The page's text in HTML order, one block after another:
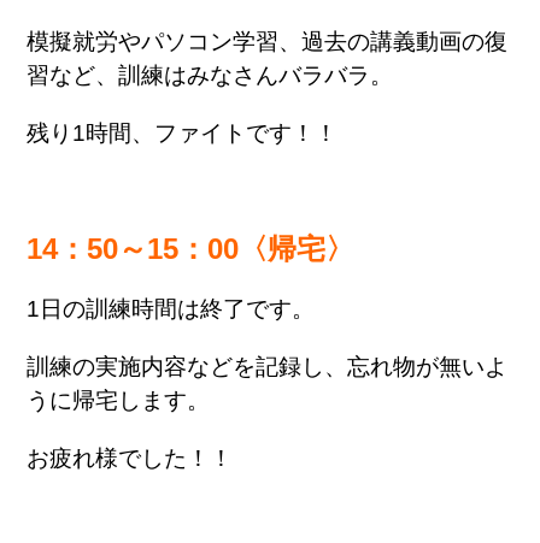
模擬就労やパソコン学習、過去の講義動画の復
習など、訓練はみなさんバラバラ。
残り1時間、ファイトです！！
14：50～15：00〈帰宅〉
1日の訓練時間は終了です。
訓練の実施内容などを記録し、忘れ物が無いよ
うに帰宅します。
お疲れ様でした！！